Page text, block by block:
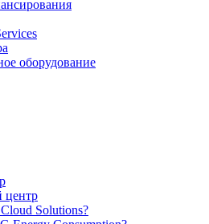
оборудование
центр
Solutions?